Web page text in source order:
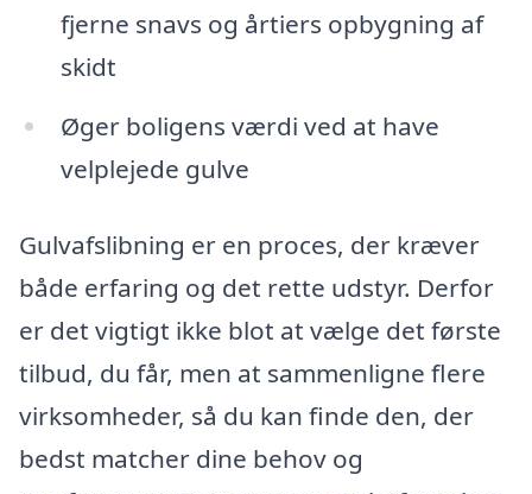
fjerne snavs og årtiers opbygning af
skidt
Øger boligens værdi ved at have
velplejede gulve
Gulvafslibning er en proces, der kræver
både erfaring og det rette udstyr. Derfor
er det vigtigt ikke blot at vælge det første
tilbud, du får, men at sammenligne flere
virksomheder, så du kan finde den, der
bedst matcher dine behov og